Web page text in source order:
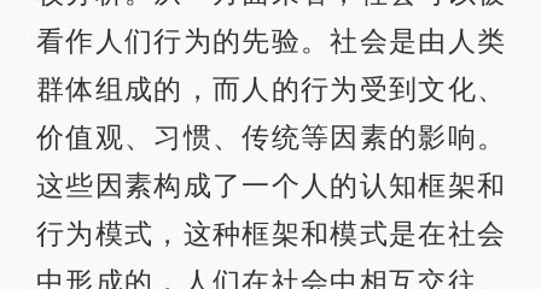
新世界展现在眼前时令人激动的心
跳，也是恐惧来临时寂静中来自胸腔
最近，“人工智能出逃论”颇夺人眼球，
人们议论着人工智能制定的“毁灭人